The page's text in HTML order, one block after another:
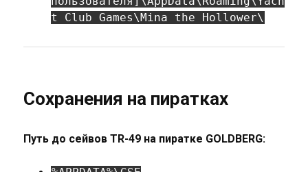
t Club Games\Mina the Hollower\
Сохранения на пиратках
Путь до сейвов TR-49 на пиратке GOLDBERG: